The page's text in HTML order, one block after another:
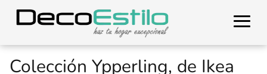
Colección Ypperling, de Ikea